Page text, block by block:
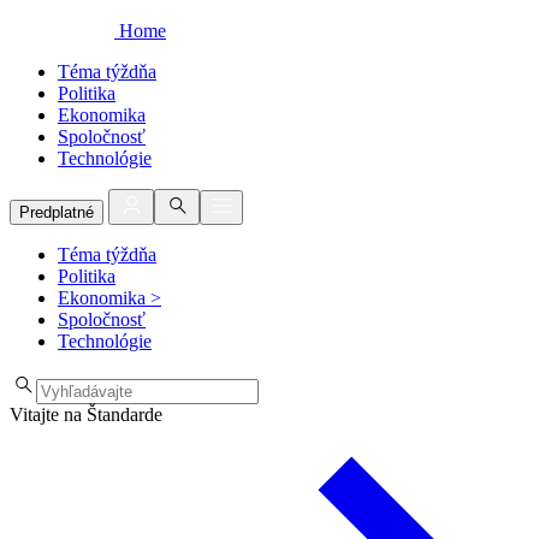
Home
Téma týždňa
Politika
Ekonomika
Spoločnosť
Technológie
Predplatné
Téma týždňa
Politika
Ekonomika >
Spoločnosť
Technológie
Vitajte na Štandarde